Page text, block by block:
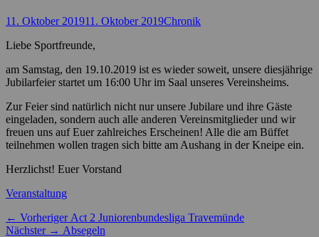
Posted
11. Oktober 201911. Oktober 2019Autor
Chronik
Liebe Sportfreunde,
am Samstag, den 19.10.2019 ist es wieder soweit, unsere diesjährige
Jubilarfeier startet um 16:00 Uhr im Saal unseres Vereinsheims.
Zur Feier sind natürlich nicht nur unsere Jubilare und ihre Gäste
eingeladen, sondern auch alle anderen Vereinsmitglieder und wir
freuen uns auf Euer zahlreiches Erscheinen! Alle die am Büffet
teilnehmen wollen tragen sich bitte am Aushang in der Kneipe ein.
Herzlichst! Euer Vorstand
Kategorien
Veranstaltung
Beitragsnavigation
← Vorheriger Vorheriger
Beitrag:
Act 2 Juniorenbundesliga Travemünde
Nächster → Nächster
Absegeln